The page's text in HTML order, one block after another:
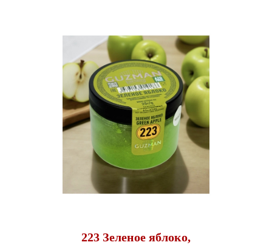
223 Зеленое яблоко,